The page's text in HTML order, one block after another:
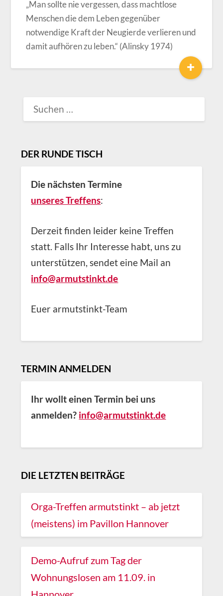
„Man sollte nie vergessen, dass machtlose
Menschen die dem Leben gegenüber
notwendige Kraft der Neugierde verlieren und
damit aufhören zu leben.“ (Alinsky 1974)
+
NACH:
DER RUNDE TISCH
Die nächsten Termine
unseres Treffens:
Derzeit finden leider keine Treffen
statt. Falls Ihr Interesse habt, uns zu
unterstützen, sendet eine Mail an
info@armutstinkt.de
Euer armutstinkt-Team
TERMIN ANMELDEN
Ihr wollt einen Termin bei uns
anmelden? info@armutstinkt.de
DIE LETZTEN BEITRÄGE
Orga-Treffen armutstinkt – ab jetzt
(meistens) im Pavillon Hannover
Demo-Aufruf zum Tag der
Wohnungslosen am 11.09. in